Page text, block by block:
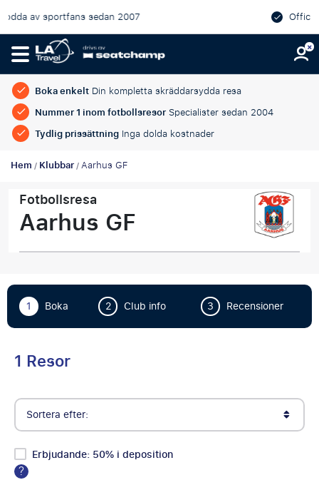
Officiella matchbiljetter med
garanterade
Boka enkeltDin kompletta skräddarsydda resa
Nummer 1 inom fotbollsresorSpecialister sedan 2004
Tydlig prissättningInga dolda kostnader
Hem/Klubbar/Aarhus GF
Fotbollsresa
Aarhus GF
1 Boka 2 Club info 3 Recensioner
1 Resor
Sortera efter:
Erbjudande: 50% i deposition
?